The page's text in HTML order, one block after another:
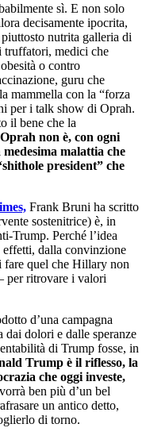
sì. E non solo
decisamente ipocrita,
nutrita galleria di
truffatori, medici che
o contro
guru che
mammella con la “forza
per i talk show di Oprah.
il bene che la
Oprah non è, con ogni
malattia che
president” che
Frank Bruni ha scritto
sostenitrice) è, in
Trump. Perché l’idea
effetti, dalla convinzione
fare quel che Hillary non
per ritrovare i valori
d’una campagna
dai dolori e dalle speranze
di Trump fosse, in
Trump è il riflesso, la
che oggi investe,
ben più d’un bel
un antico detto,
di torno.